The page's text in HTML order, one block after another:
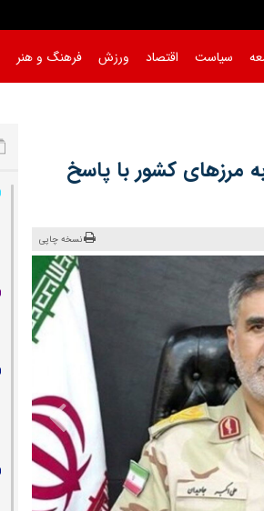
سیاست اقتصاد ورزش فرهنگ و هنر
مرزهای کشور با پاسخ
نسخه چاپی